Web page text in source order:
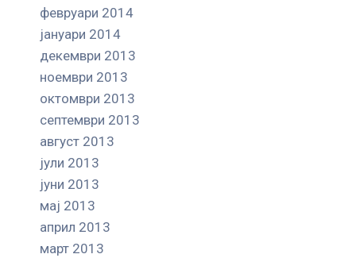
февруари 2014
јануари 2014
декември 2013
ноември 2013
октомври 2013
септември 2013
август 2013
јули 2013
јуни 2013
мај 2013
април 2013
март 2013